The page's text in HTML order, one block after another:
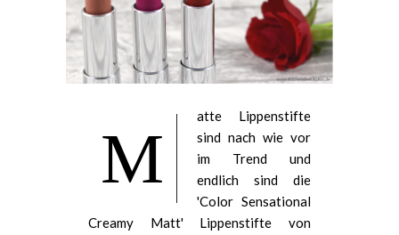
M
atte Lippenstifte
sind nach wie vor
im Trend und
endlich sind die
'Color Sensational
Creamy Matt' Lippenstifte von